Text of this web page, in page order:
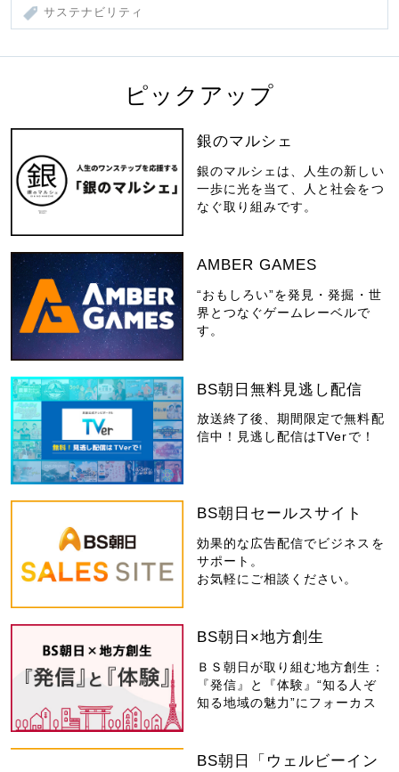
サステナビリティ
ピックアップ
銀のマルシェ
銀のマルシェは、人生の新しい
一歩に光を当て、人と社会をつ
なぐ取り組みです。
AMBER GAMES
“おもしろい”を発見・発掘・世
界とつなぐゲームレーベルで
す。
BS朝日無料見逃し配信
放送終了後、期間限定で無料配
信中！見逃し配信はTVerで！
BS朝日セールスサイト
効果的な広告配信でビジネスを
サポート。
お気軽にご相談ください。
BS朝日×地方創生
ＢＳ朝日が取り組む地方創生：
『発信』と『体験』“知る人ぞ
知る地域の魅力”にフォーカス
BS朝日「ウェルビーイン